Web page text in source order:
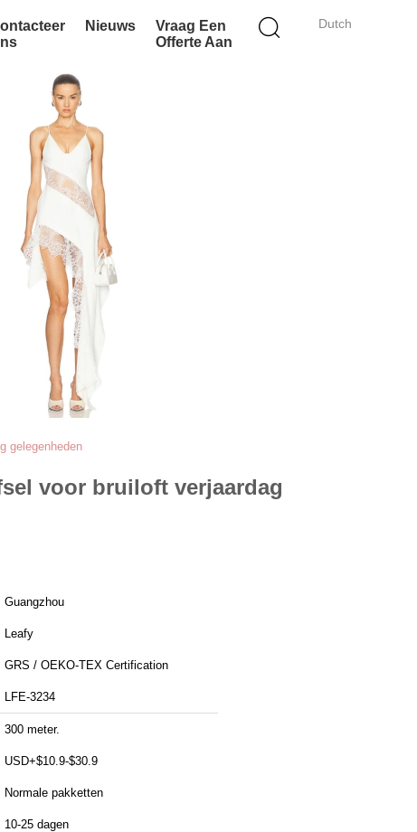
Dutch
Nieuws
Vraag Een
Offerte Aan
gelegenheden
voor bruiloft verjaardag
Guangzhou
Leafy
GRS / OEKO-TEX Certification
LFE-3234
300 meter.
USD+$10.9-$30.9
Normale pakketten
10-25 dagen